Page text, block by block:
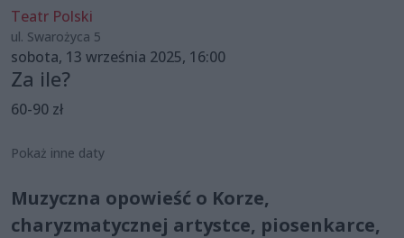
Teatr Polski
ul. Swarożyca 5
sobota, 13 września 2025, 16:00
Za ile?
60-90 zł
Pokaż inne daty
Muzyczna opowieść o Korze,
charyzmatycznej artystce, piosenkarce,